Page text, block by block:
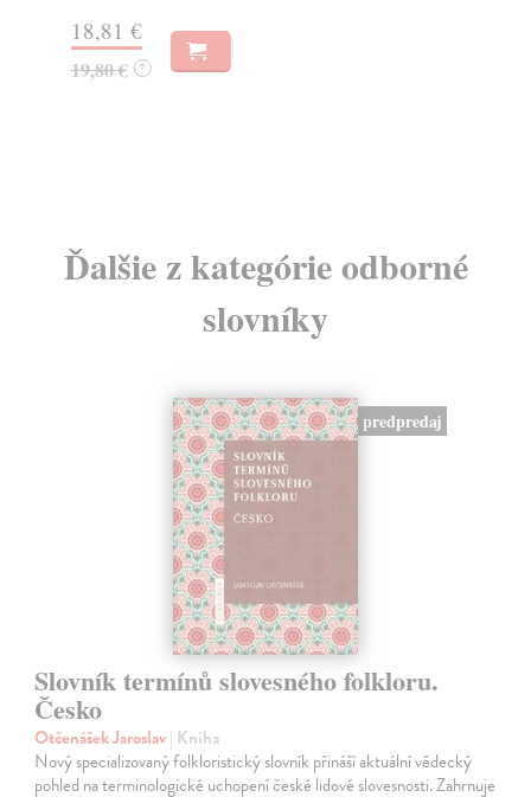
18,81 €
19,80 € ?
Ďalšie z kategórie odborné
slovníky
predpredaj
Slovník termínů slovesného folkloru.
Česko
Otčenášek Jaroslav| Kniha
Nový specializovaný folkloristický slovník přináší aktuální vědecký
pohled na terminologické uchopení české lidové slovesnosti. Zahrnuje